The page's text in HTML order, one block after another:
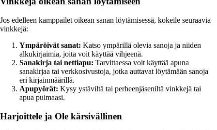
Jos edelleen kamppailet oikean sanan löytämisessä, kokeile seuraavia
vinkkejä:
Ympäröivät sanat: Katso ympärillä olevia sanoja ja niiden
alkukirjaimia, joita voit käyttää vihjeenä.
Sanakirja tai nettiapu: Tarvittaessa voit käyttää apuna
sanakirjaa tai verkkosivustoja, jotka auttavat löytämään sanoja
eri kirjainmäärillä.
Apupyörät: Kysy ystäviltä tai perheenjäseniltä vinkkejä tai
apua pulmaasi.
Harjoittele ja Ole kärsivällinen